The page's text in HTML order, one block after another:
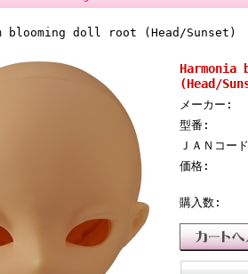
blooming doll root (Head/Sunset)
(Head/
メーカー:
型番:
ＪＡＮコー
価格:
購入数: